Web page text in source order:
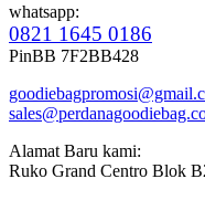
whatsapp:
0821 1645 0186
PinBB 7F2BB428
Alamat Baru kami:
Ruko Grand Centro Blok